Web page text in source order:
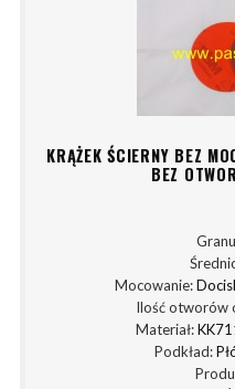
KRĄŻEK ŚCIERNY BEZ
BEZ
Mocowanie:
Ilość otworów
Materiał:
Podkład: